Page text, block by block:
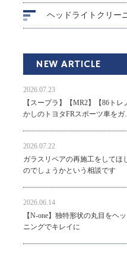
ヘッドライトクリー
NEW ARTICLE
2026.07.23
【スープラ】【MR2】【86ト
かしのトヨタFRスポーツ車を
2026.07.22
ガラスリペアの再施工をしてほ
のでしょうかという相談です
2026.06.14
【N-one】独特形状の丸目をヘ
ニングでキレイに